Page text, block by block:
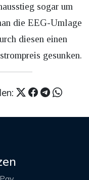
sogar um
die EEG-Umlage
diesen einen
gesunken.